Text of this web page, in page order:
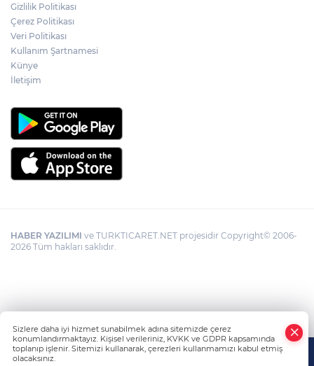
Gizlilik Politikası
Çerez Politikası
Veri Politikası
Kullanım Şartnamesi
Künye
İletişim
HABER YAZILIMI ve TURKTICARET.NET projesidir Copyright© 2006-
2026 Tüm hakları saklıdır.
Sizlere daha iyi hizmet sunabilmek adına sitemizde çerez
konumlandırmaktayız. Kişisel verileriniz, KVKK ve GDPR kapsamında
toplanıp işlenir. Sitemizi kullanarak, çerezleri kullanmamızı kabul etmiş
olacaksınız.